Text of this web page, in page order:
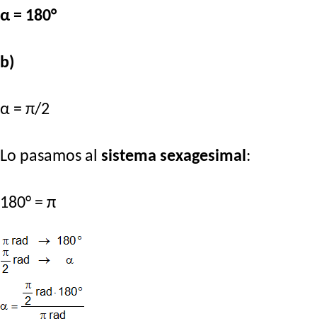
α = 180°
b)
α = π/2
Lo pasamos al sistema sexagesimal:
180° = π